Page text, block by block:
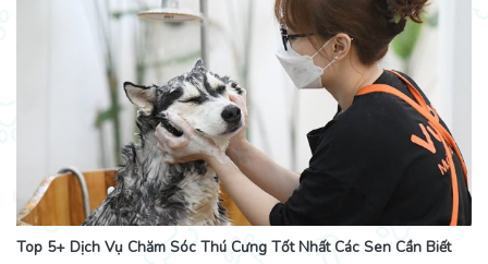
Top 5+ Dịch Vụ Chăm Sóc Thú Cưng Tốt Nhất Các Sen Cần Biết